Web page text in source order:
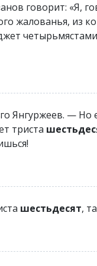
говорит: «Я,
жалованья, из
четырьмястами
Янгуржеев. — Но
триста
шестьдесят,